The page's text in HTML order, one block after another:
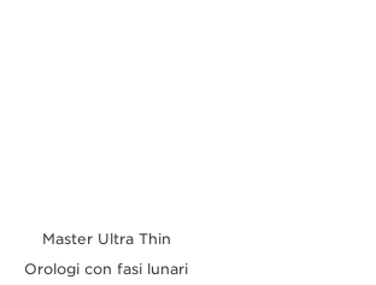
Master Ultra Thin
Orologi con fasi lunari